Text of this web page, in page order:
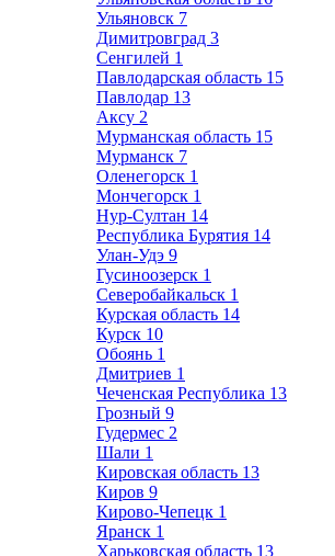
Ульяновск 7
Димитровград 3
Сенгилей 1
Павлодарская область 15
Павлодар 13
Аксу 2
Мурманская область 15
Мурманск 7
Оленегорск 1
Мончегорск 1
Нур-Султан 14
Республика Бурятия 14
Улан-Удэ 9
Гусиноозерск 1
Северобайкальск 1
Курская область 14
Курск 10
Обоянь 1
Дмитриев 1
Чеченская Республика 13
Грозный 9
Гудермес 2
Шали 1
Кировская область 13
Киров 9
Кирово-Чепецк 1
Яранск 1
Харьковская область 13